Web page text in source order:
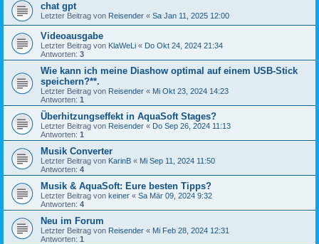
chat gpt
Letzter Beitrag von Reisender « Sa Jan 11, 2025 12:00
Videoausgabe
Letzter Beitrag von KlaWeLi « Do Okt 24, 2024 21:34
Antworten: 3
Wie kann ich meine Diashow optimal auf einem USB-Stick
speichern?**.
Letzter Beitrag von Reisender « Mi Okt 23, 2024 14:23
Antworten: 1
Überhitzungseffekt in AquaSoft Stages?
Letzter Beitrag von Reisender « Do Sep 26, 2024 11:13
Antworten: 1
Musik Converter
Letzter Beitrag von KarinB « Mi Sep 11, 2024 11:50
Antworten: 4
Musik & AquaSoft: Eure besten Tipps?
Letzter Beitrag von keiner « Sa Mär 09, 2024 9:32
Antworten: 4
Neu im Forum
Letzter Beitrag von Reisender « Mi Feb 28, 2024 12:31
Antworten: 1